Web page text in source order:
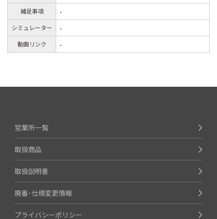
補足事項
-
シミュレーター
-
動画リンク
-
営業所一覧
取扱商品
取扱説明書
廃番･仕様変更情報
プライバシーポリシー